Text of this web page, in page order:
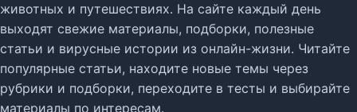
животных и путешествиях. На сайте каждый день
выходят свежие материалы, подборки, полезные
статьи и вирусные истории из онлайн-жизни. Читайте
популярные статьи, находите новые темы через
рубрики и подборки, переходите в тесты и выбирайте
материалы по интересам.